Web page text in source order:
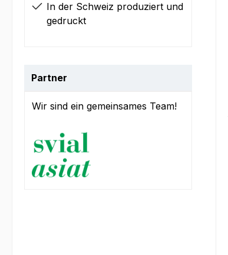
In der Schweiz produziert und
gedruckt
Partner
Wir sind ein gemeinsames Team!